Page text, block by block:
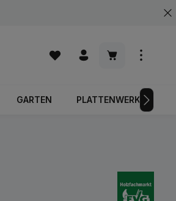
Warenkorb
GARTEN PLATTENWERKSTOFFE